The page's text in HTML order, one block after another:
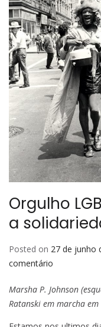
Orgulho
a
Posted on 27 de junho
comentário
LGBTIA+
e
Marsha P. Johnson
Ratanski em marcha